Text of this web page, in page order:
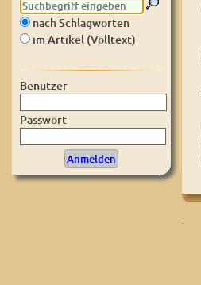
nach Schlagworten
im Artikel (Volltext)
Benutzer
Passwort